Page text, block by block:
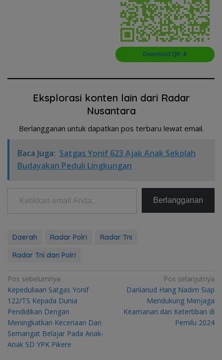
Download QR 🠋
Eksplorasi konten lain dari Radar
Nusantara
Berlangganan untuk dapatkan pos terbaru lewat email.
Baca Juga: Satgas Yonif 623 Ajak Anak Sekolah
Budayakan Peduli Lingkungan
Ketikkan email Anda...
Berlangganan
Daerah Radar Polri
Radar Tni
Radar Tni dan Polri
Navigasi
pos
Pos sebelumnya
Kepeduliaan Satgas Yonif
122/TS Kepada Dunia
Pendidikan Dengan
Meningkatkan Keceriaan Dan
Semangat Belajar Pada Anak-
Anak SD YPK Pikere
Pos selanjutnya
Danlanud Hang Nadim Siap
Mendukung Menjaga
Keamanan dan Ketertiban di
Pemilu 2024